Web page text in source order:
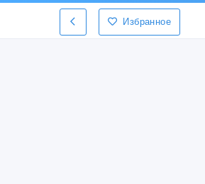
Избранное